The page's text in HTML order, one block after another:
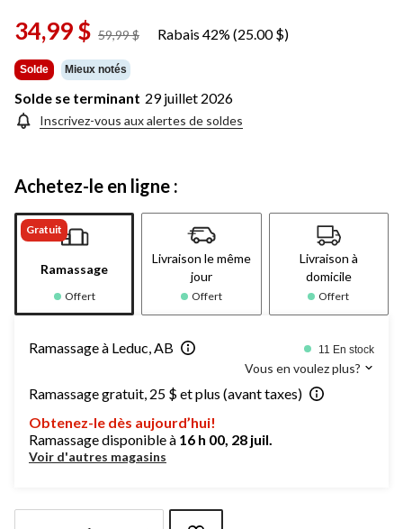
34,99 $ 59,99 $
prixRabais 42% (25.00 $)
Solde Mieux notés
Solde se terminant 29 juillet 2026
Inscrivez-vous aux alertes de soldes
Achetez-le en ligne :
Gratuit
Ramassage
Offert
Livraison le même
jour
Offert
Livraison à
domicile
Offert
Ramassage à Leduc, AB 11 En stock
Vous en voulez plus?
Ramassage gratuit, 25 $ et plus (avant taxes)
Obtenez-le dès aujourd’hui!
Ramassage disponible à 16 h 00, 28 juil.
Voir d'autres magasins